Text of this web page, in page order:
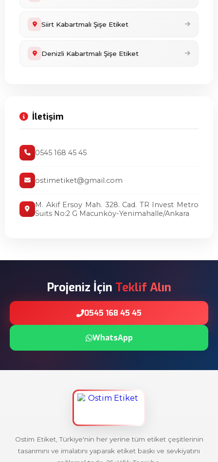
Siirt Kabartmalı Şişe Etiket
Denizli Kabartmalı Şişe Etiket
İletişim
0545 168 45 45
ostimetiket@gmail.com
M. Akif Ersoy Mah. 328. Cad. TR Invest Metro
Suits No:2 G Macunköy-Yenimahalle/Ankara
Projeniz İçin Teklif Alın
0545 168 45 45
WhatsApp
Ostim Etiket, Türkiye'nin her yerine tüm etiket çeşitlerinin
tasarımını ve imalatını yaparak etiket baskı ve sevkiyatını